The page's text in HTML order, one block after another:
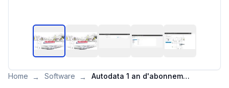
Home → Software → Autodata 1 an d'abonnement en ligne pour 1 PC seulement